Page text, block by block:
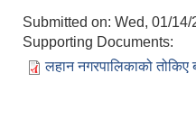
Submitted on: Wed, 01/14/
Supporting Documents:
लहान नगरपालिकाको तोकिए